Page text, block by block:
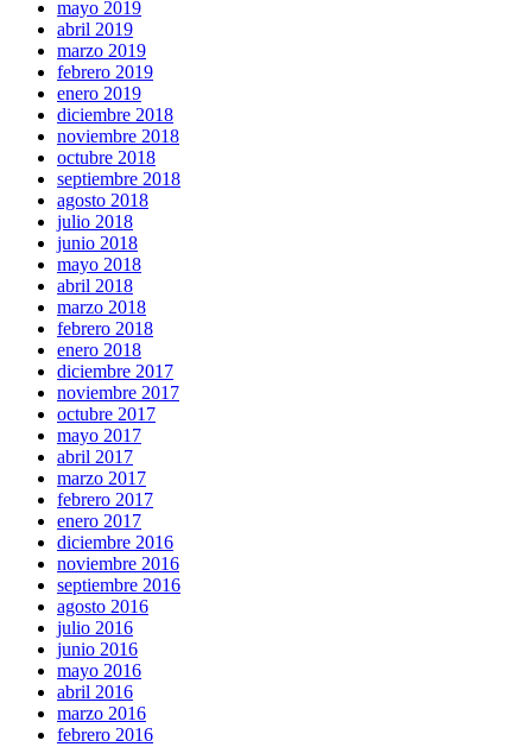
mayo 2019
abril 2019
marzo 2019
febrero 2019
enero 2019
diciembre 2018
noviembre 2018
octubre 2018
septiembre 2018
agosto 2018
julio 2018
junio 2018
mayo 2018
abril 2018
marzo 2018
febrero 2018
enero 2018
diciembre 2017
noviembre 2017
octubre 2017
mayo 2017
abril 2017
marzo 2017
febrero 2017
enero 2017
diciembre 2016
noviembre 2016
septiembre 2016
agosto 2016
julio 2016
junio 2016
mayo 2016
abril 2016
marzo 2016
febrero 2016